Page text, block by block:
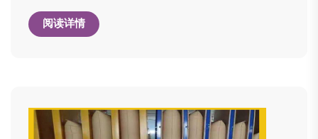
阅读详情